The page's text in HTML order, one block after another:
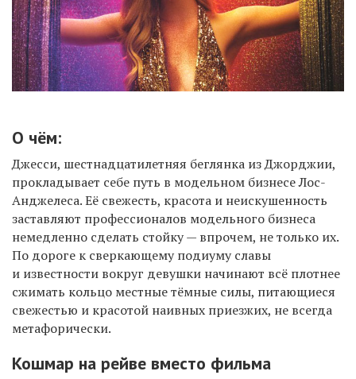
О чём:
Джесси, шестнадцатилетняя беглянка из Джорджии,
прокладывает себе путь в модельном бизнесе Лос-
Анджелеса. Её свежесть, красота и неискушенность
заставляют профессионалов модельного бизнеса
немедленно сделать стойку — впрочем, не только их.
По дороге к сверкающему подиуму славы
и известности вокруг девушки начинают всё плотнее
сжимать кольцо местные тёмные силы, питающиеся
свежестью и красотой наивных приезжих, не всегда
метафорически.
Кошмар на рейве вместо фильма